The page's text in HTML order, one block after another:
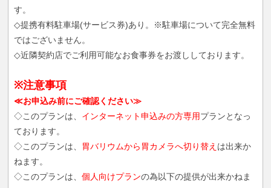
す。
◇提携有料駐車場(サービス券)あり。※駐車場について完全無料
ではございません。
◇近隣契約店でご利用可能なお食事券をお渡ししております。
※注意事項
≪お申込み前にご確認ください≫
◇このプランは、 インターネット申込みの方専用プランとなっ
ております。
◇このプランは、
胃バリウムから胃カメラへ切り替え は出来か
ねます。
◇このプランは、 個人向けプランの為以下の提供が出来かねま